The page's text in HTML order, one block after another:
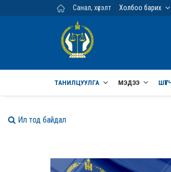
Үндсэн агуулга руу шилжих
Санал, хүсэлт Холбоо барих
ТАНИЛЦУУЛГА МЭДЭЭ
Ил тод байдал